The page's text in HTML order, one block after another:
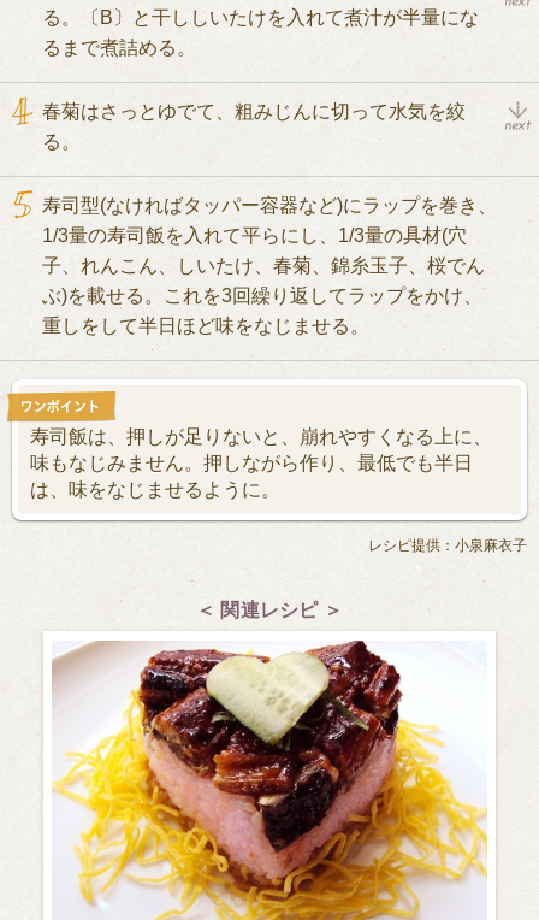
る。〔B〕と干ししいたけを入れて煮汁が半量にな
るまで煮詰める。
春菊はさっとゆでて、粗みじんに切って水気を絞
る。
寿司型(なければタッパー容器など)にラップを巻き、
1/3量の寿司飯を入れて平らにし、1/3量の具材(穴
子、れんこん、しいたけ、春菊、錦糸玉子、桜でん
ぶ)を載せる。これを3回繰り返してラップをかけ、
重しをして半日ほど味をなじませる。
寿司飯は、押しが足りないと、崩れやすくなる上に、
味もなじみません。押しながら作り、最低でも半日
は、味をなじませるように。
レシピ提供：小泉麻衣子
＜ 関連レシピ ＞